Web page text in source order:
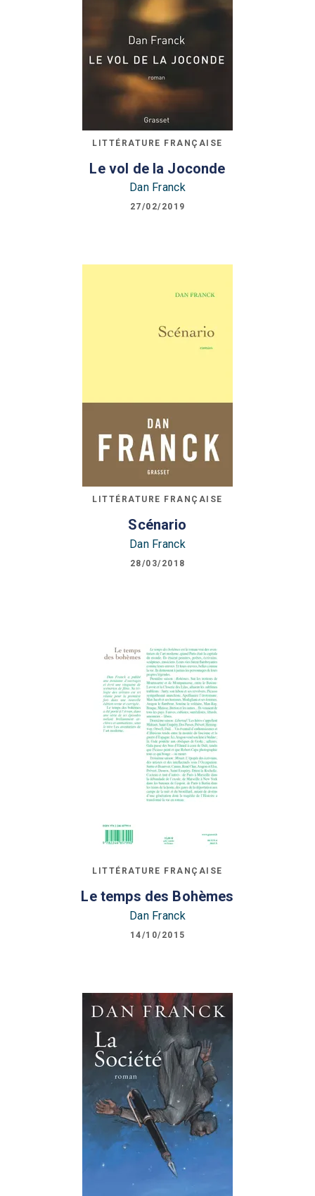
LITTÉRATURE FRANÇAISE
Le vol de la Joconde
Dan Franck
27/02/2019
LITTÉRATURE FRANÇAISE
Scénario
Dan Franck
28/03/2018
LITTÉRATURE FRANÇAISE
Le temps des Bohèmes
Dan Franck
14/10/2015